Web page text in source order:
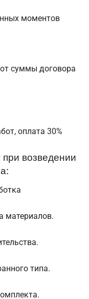
моментов
суммы договора
оплата 30%
возведении
материалов.
типа.